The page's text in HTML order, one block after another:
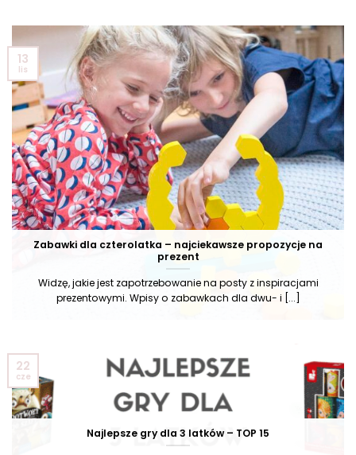
Zabawki dla czterolatka – najciekawsze propozycje na
prezent
Widzę, jakie jest zapotrzebowanie na posty z inspiracjami
prezentowymi. Wpisy o zabawkach dla dwu- i [...]
13
lis
Najlepsze gry dla 3 latków – TOP 15
22
cze